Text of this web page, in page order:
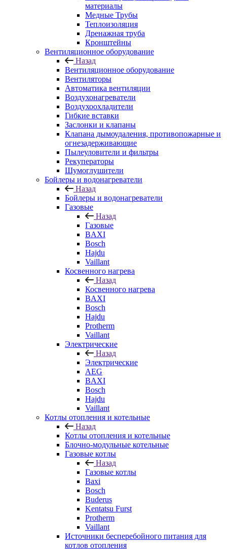
материалы
Медные Трубы
Теплоизоляция
Дренажная труба
Кронштейны
Вентиляционное оборудование
Назад
Вентиляционное оборудование
Вентиляторы
Автоматика вентиляции
Воздухонагреватели
Воздухоохладители
Гибкие вставки
Заслонки и клапаны
Клапана дымоудаления, противопожарные и
огнезадерживающие
Пылеуловители и фильтры
Рекуператоры
Шумоглушители
Бойлеры и водонагреватели
Назад
Бойлеры и водонагреватели
Газовые
Назад
Газовые
BAXI
Bosch
Hajdu
Vaillant
Косвенного нагрева
Назад
Косвенного нагрева
BAXI
Bosch
Hajdu
Protherm
Vaillant
Электрические
Назад
Электрические
AEG
BAXI
Bosch
Hajdu
Vaillant
Котлы отопления и котельные
Назад
Котлы отопления и котельные
Блочно-модульные котельные
Газовые котлы
Назад
Газовые котлы
Baxi
Bosch
Buderus
Kentatsu Furst
Protherm
Vaillant
Источники бесперебойного питания для
котлов отопления